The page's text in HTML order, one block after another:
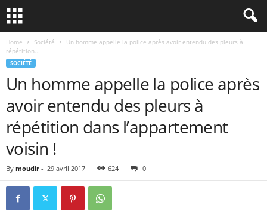
Home Société
Un homme appelle la police après avoir entendu des pleurs à
répétition...
SOCIÉTÉ
Un homme appelle la police après
avoir entendu des pleurs à
répétition dans l’appartement
voisin !
By moudir - 29 avril 2017 624 0